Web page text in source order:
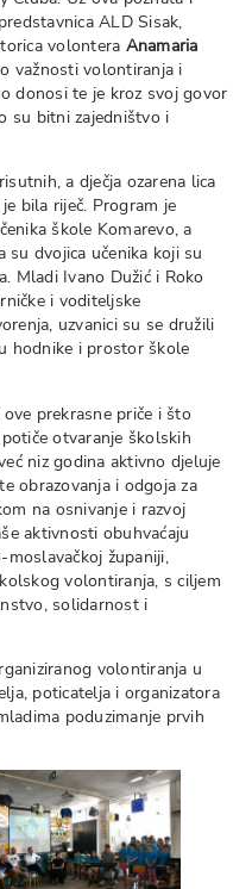
ALD Sisak,
volontera Anamaria
važnosti volontiranja i
donosi te je kroz svoj govor
su bitni zajedništvo i
a dječja ozarena lica
bila riječ. Program je
škole Komarevo, a
su dvojica učenika koji su
Mladi Ivano Dužić i Roko
i voditeljske
uzvanici su se družili
hodnike i prostor škole
prekrasne priče i što
otvaranje školskih
niz godina aktivno djeluje
obrazovanja i odgoja za
na osnivanje i razvoj
aktivnosti obuhvaćaju
županiji,
volontiranja, s ciljem
solidarnost i
volontiranja u
poticatelja i organizatora
poduzimanje prvih